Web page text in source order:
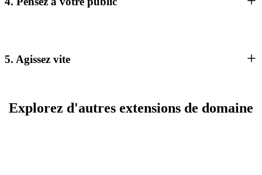
5. Agissez vite
Explorez d'autres extensions de domaine